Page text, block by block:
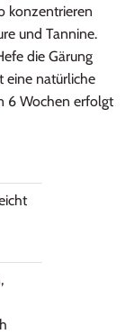
konzentrieren
und Tannine.
die Gärung
eine natürliche
6 Wochen erfolgt